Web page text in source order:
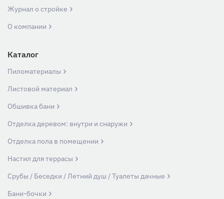
Журнал о стройке
О компании
Каталог
Пиломатериалы
Листовой материал
Обшивка бани
Отделка деревом: внутри и снаружи
Отделка пола в помещении
Настил для террасы
Срубы / Беседки / Летний душ / Туалеты дачные
Бани-бочки